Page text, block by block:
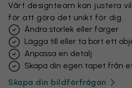
Vårt designteam kan justera
för att göra det unikt för dig.
Ändra storlek eller färger
Lägga till eller ta bort ett
Anpassa en detalj
Skapa din egen tapet från
Skapa din bildförfrågan